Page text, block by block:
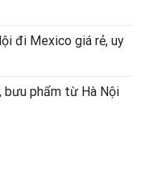
đi Mexico giá rẻ, uy
bưu phẩm từ Hà Nội